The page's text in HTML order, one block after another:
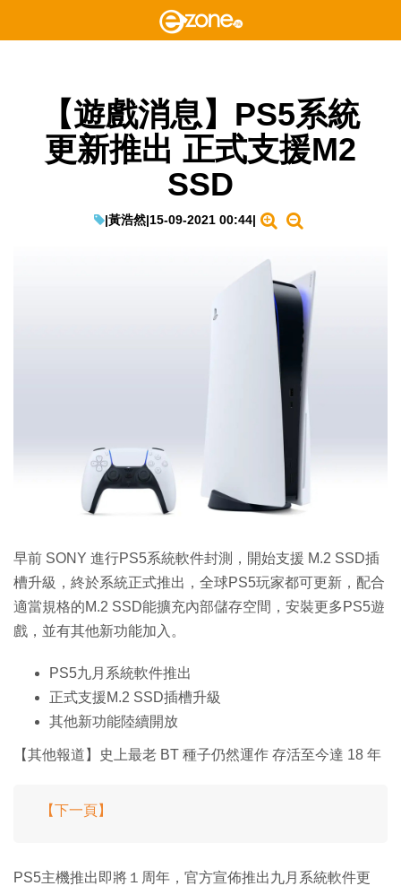
【遊戲消息】PS5系統
更新推出 正式支援M2
SSD
|黃浩然|15-09-2021 00:44|
早前 SONY 進行PS5系統軟件封測，開始支援 M.2 SSD插
槽升級，終於系統正式推出，全球PS5玩家都可更新，配合
適當規格的M.2 SSD能擴充內部儲存空間，安裝更多PS5遊
戲，並有其他新功能加入。
PS5九月系統軟件推出
正式支援M.2 SSD插槽升級
其他新功能陸續開放
【其他報道】史上最老 BT 種子仍然運作 存活至今達 18 年
【下一頁】
PS5主機推出即將１周年，官方宣佈推出九月系統軟件更